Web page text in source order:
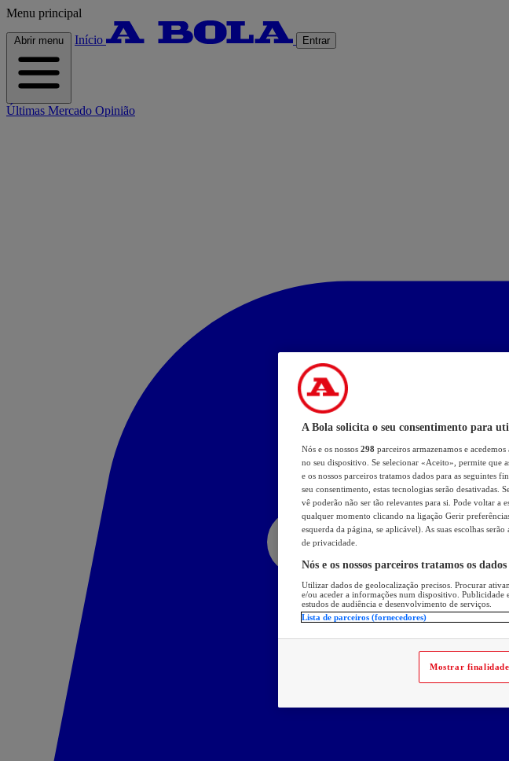
Menu principal
Abrir menu Início Entrar
Últimas Mercado Opinião
A Bola solicita o seu consentimento para
Nós e os nossos 298 parceiros armazenamos e
no seu dispositivo. Se selecionar «Aceito», permite que
e os nossos parceiros tratamos dados para as seguintes
seu consentimento, estas tecnologias serão desativadas.
vê poderão não ser tão relevantes para si. Pode voltar a
qualquer momento clicando na ligação Gerir
esquerda da página, se aplicável). As suas escolhas
de privacidade.
Nós e os nossos parceiros tratamos os
Utilizar dados de geolocalização precisos. Procurar
e/ou aceder a informações num dispositivo. Publicidade
estudos de audiência e desenvolvimento de serviços.
Lista de parceiros (fornecedores)
Mostrar